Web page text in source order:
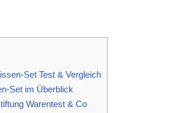
Set Test & Vergleich
Set im Überblick
Warentest & Co